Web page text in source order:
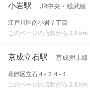
小岩駅 JR中央・総武線
江戸川区南小岩７丁目
このページの店舗から 2.8 km
京成立石駅 京成押上線
葛飾区立石４-２４-１
このページの店舗から 2.8 km